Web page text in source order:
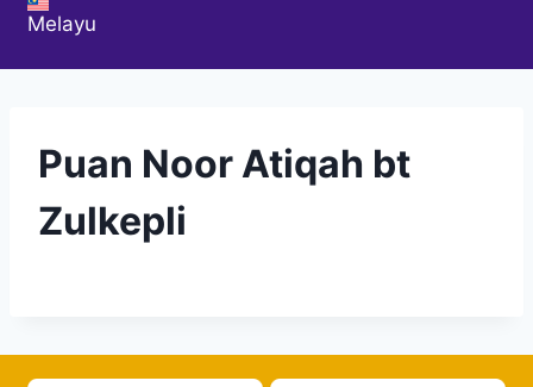
Melayu
Puan Noor Atiqah bt
Zulkepli